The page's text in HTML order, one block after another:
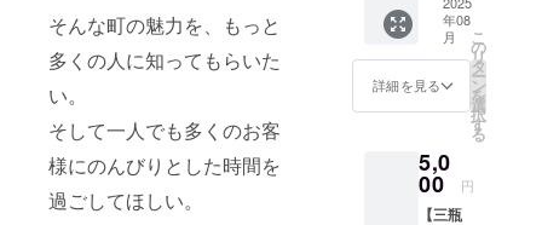
そんな町の魅力を、もっと
多くの人に知ってもらいた
い。
そして一人でも多くのお客
様にのんびりとした時間を
過ごしてほしい。
コー
ヒー豆
（粉）
をリ
ターン
致しま
コー
ヒー豆
（粉）
２００
年08
月
詳細を見る
こ
の
リ
タ
ー
ン
を
選
択
す
る
5,0
00 円
【三瓶